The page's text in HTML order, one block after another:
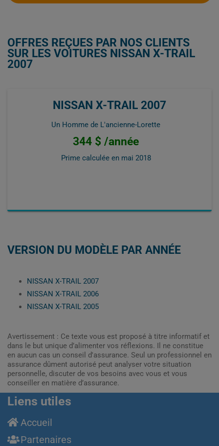
OFFRES REÇUES PAR NOS CLIENTS
SUR LES VOITURES NISSAN X-TRAIL
2007
NISSAN X-TRAIL 2007
Un Homme de L'ancienne-Lorette
344 $ /année
Prime calculée en mai 2018
VERSION DU MODÈLE PAR ANNÉE
NISSAN X-TRAIL 2007
NISSAN X-TRAIL 2006
NISSAN X-TRAIL 2005
Avertissement : Ce texte vous est proposé à titre informatif et
dans le but unique d’alimenter vos réflexions. Il ne constitue
en aucun cas un conseil d'assurance. Seul un professionnel en
assurance dûment autorisé peut analyser votre situation
personnelle, discuter de vos besoins avec vous et vous
conseiller en matière d’assurance.
Liens utiles
Accueil
Partenaires